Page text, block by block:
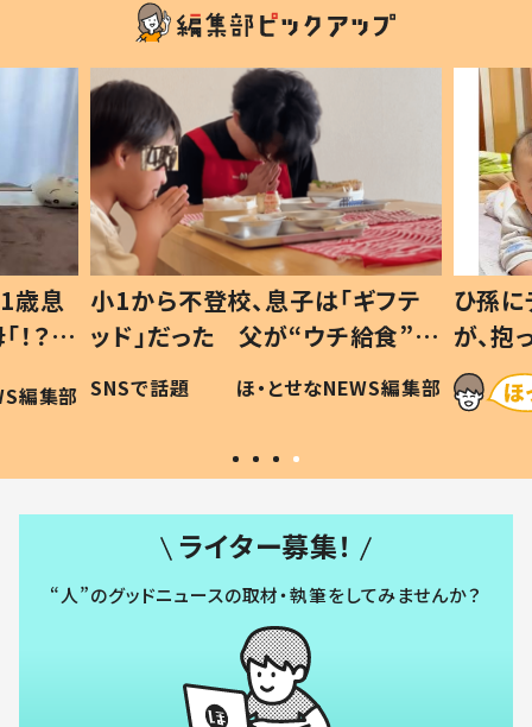
歳息
？」
編集部
小1から不登校、息子は「ギフテ
ッド」だった 父が“ウチ給食”を
作り続ける理由とは #令和の親
#令和の子
SNSで話題 ほ・とせなNEWS編集部
ひ孫
が、
「涙が
い」
ライター募集！
“人”のグッドニュースの取材・執筆をしてみませんか？